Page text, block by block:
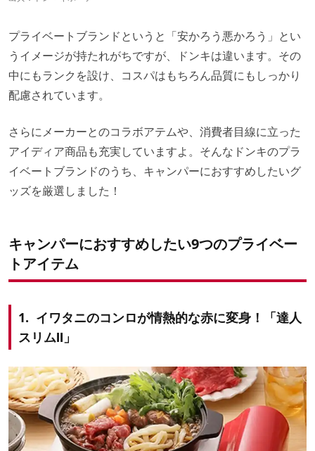
プライベートブランドというと「安かろう悪かろう」とい
うイメージが持たれがちですが、ドンキは違います。その
中にもランクを設け、コスパはもちろん品質にもしっかり
配慮されています。
さらにメーカーとのコラボアテムや、消費者目線に立った
アイディア商品も充実していますよ。そんなドンキのプラ
イベートブランドのうち、キャンパーにおすすめしたいグ
ッズを厳選しました！
キャンパーにおすすめしたい9つのプライベー
トアイテム
1. イワタニのコンロが情熱的な赤に変身！「達人
スリムⅡ」